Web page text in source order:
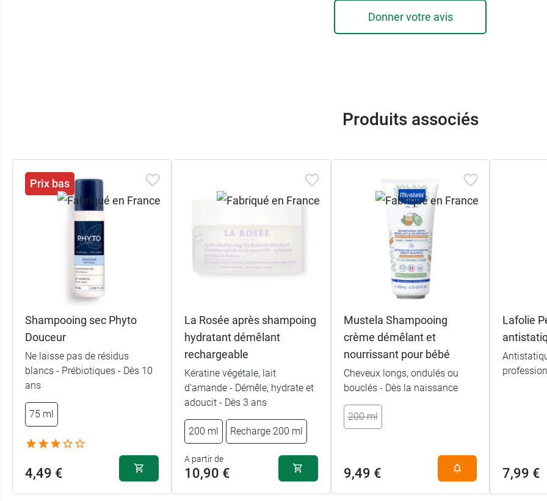
Donner votre avis
Produits associés
Prix bas
Shampooing sec Phyto
Douceur
Ne laisse pas de résidus
blancs - Prébiotiques - Dès 10
ans
75 ml
4,49 €
La Rosée après shampoing
hydratant démêlant
rechargeable
Kératine végétale, lait
d'amande - Démêle, hydrate et
adoucit - Dès 3 ans
200 ml Recharge 200 ml
A partir de
10,90 €
Mustela Shampooing
crème démêlant et
nourrissant pour bébé
Cheveux longs, ondulés ou
bouclés - Dès la naissance
200 ml
9,49 €
Lafolie
7,99 €